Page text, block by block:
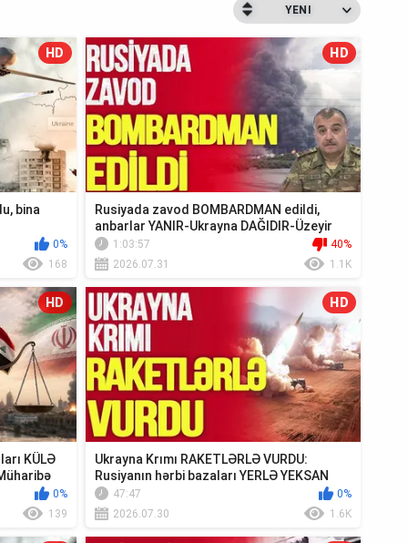
YENI
HD
bina
0%
168
HD
Rusiyada zavod BOMBARDMAN edildi,
anbarlar YANIR-Ukrayna DAĞIDIR-Üzeyir
Cəfərov Ca...
1:03:57
40%
2026.07.31
1.1K
HD
KÜLƏ
0%
139
HD
Ukrayna Krımı RAKETLƏRLƏ VURDU:
Rusiyanın hərbi bazaları YERLƏ YEKSAN
EDİLDİ - TV ...
47:47
0%
2026.07.30
1.6K